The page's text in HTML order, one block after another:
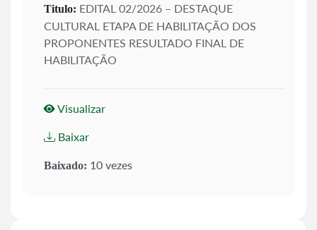
Titulo: EDITAL 02/2026 – DESTAQUE
CULTURAL ETAPA DE HABILITAÇÃO DOS
PROPONENTES RESULTADO FINAL DE
HABILITAÇÃO
Visualizar
Baixar
Baixado: 10 vezes